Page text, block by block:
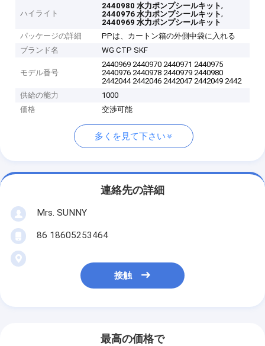
ハイライト
2440980 水力ポンプシールキット,
2440976 水力ポンプシールキット,
2440969 水力ポンプシールキット
パッケージの詳細
PPは、カートン箱の外側中袋に入れる
ブランド名
WG CTP SKF
モデル番号
2440969 2440970 2440971 2440975
2440976 2440978 2440979 2440980
2442044 2442046 2442047 2442049 2442
供給の能力
1000
価格
交渉可能
多くを見て下さい
連絡先の詳細
Mrs. SUNNY
86 18605253464
接触
最高の価格で